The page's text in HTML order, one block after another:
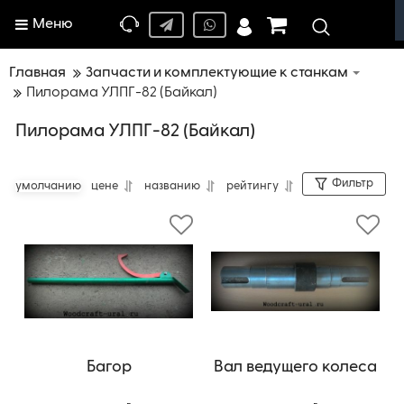
Меню
Главная
Запчасти и комплектующие к станкам
Пилорама УЛПГ-82 (Байкал)
Пилорама УЛПГ-82 (Байкал)
умолчанию цене названию рейтингу Фильтр
Багор Вал ведущего колеса